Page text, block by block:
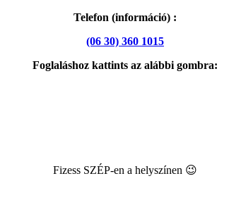
Telefon (információ) :
(06 30) 360 1015
Foglaláshoz kattints az alábbi gombra:
Fizess SZÉP-en a helyszínen 😉